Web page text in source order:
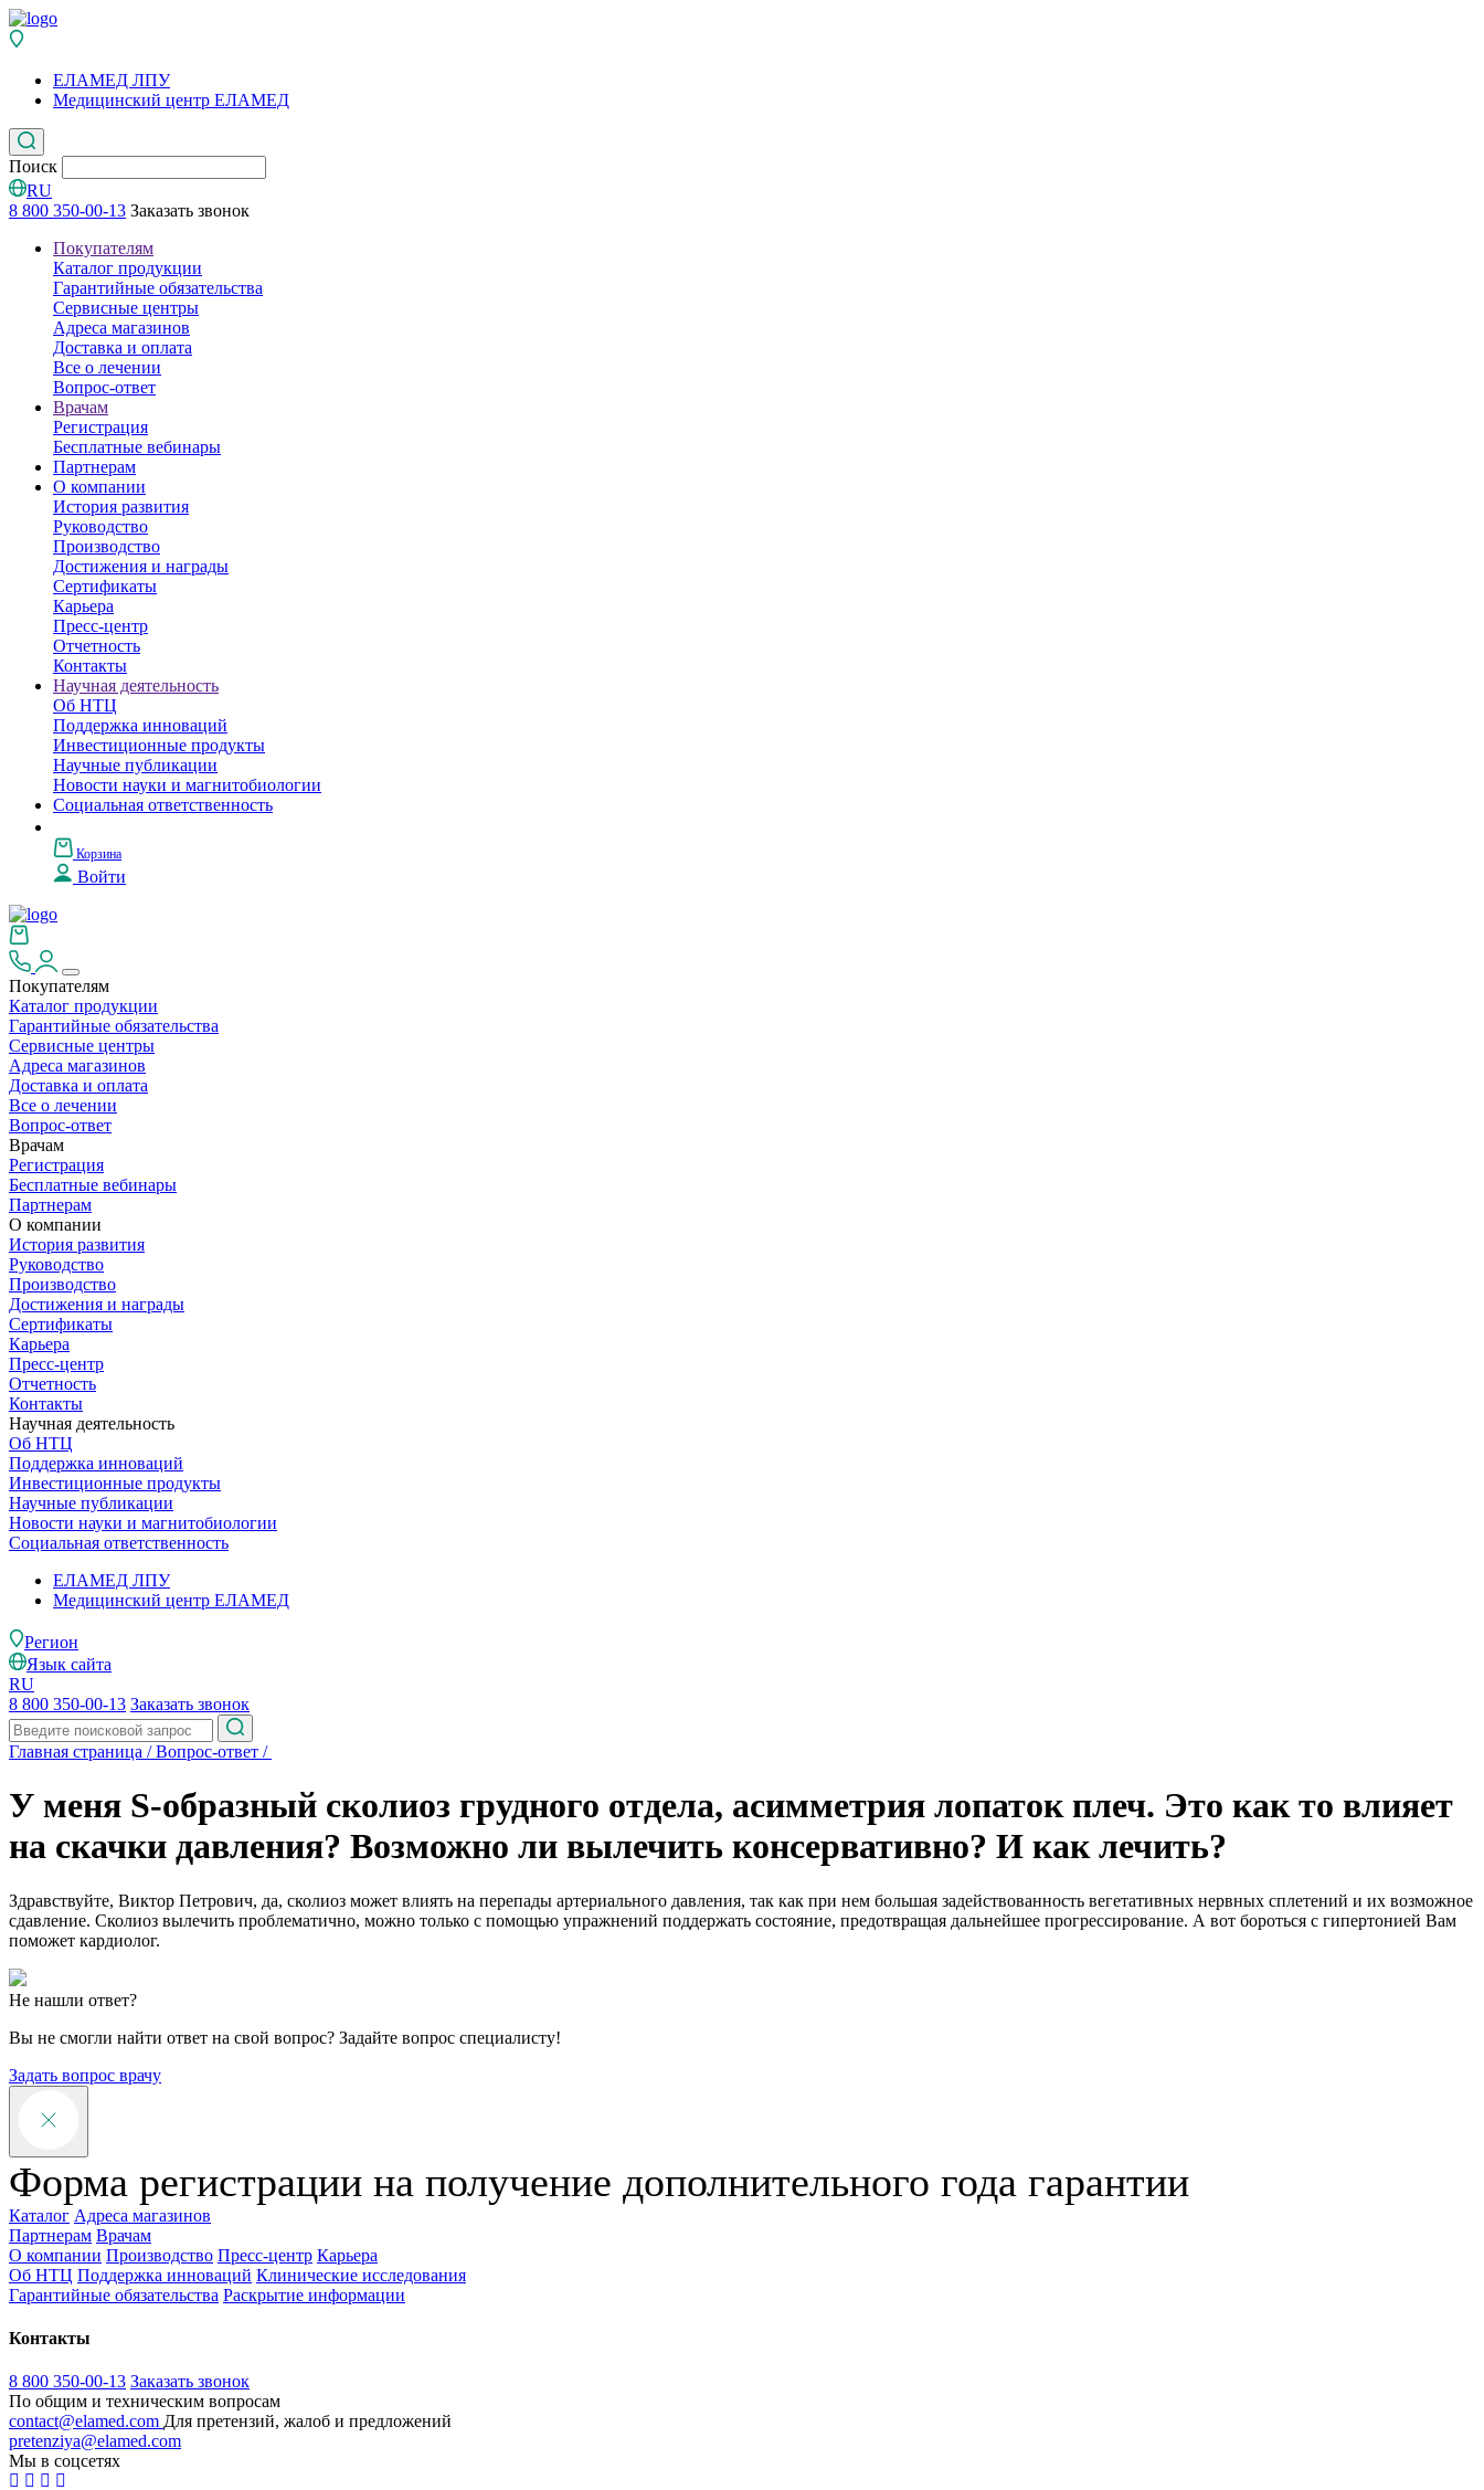
ЕЛАМЕД ЛПУ
Медицинский центр ЕЛАМЕД
Поиск
RU
8 800 350-00-13 Заказать звонок
Покупателям
Каталог продукции
Гарантийные обязательства
Сервисные центры
Адреса магазинов
Доставка и оплата
Все о лечении
Вопрос-ответ
Врачам
Регистрация
Бесплатные вебинары
Партнерам
О компании
История развития
Руководство
Производство
Достижения и награды
Сертификаты
Карьера
Пресс-центр
Отчетность
Контакты
Научная деятельность
Об НТЦ
Поддержка инноваций
Инвестиционные продукты
Научные публикации
Новости науки и магнитобиологии
Социальная ответственность
Корзина
Войти
Покупателям
Каталог продукции
Гарантийные обязательства
Сервисные центры
Адреса магазинов
Доставка и оплата
Все о лечении
Вопрос-ответ
Врачам
Регистрация
Бесплатные вебинары
Партнерам
О компании
История развития
Руководство
Производство
Достижения и награды
Сертификаты
Карьера
Пресс-центр
Отчетность
Контакты
Научная деятельность
Об НТЦ
Поддержка инноваций
Инвестиционные продукты
Научные публикации
Новости науки и магнитобиологии
Социальная ответственность
ЕЛАМЕД ЛПУ
Медицинский центр ЕЛАМЕД
Регион
Язык сайта
RU
8 800 350-00-13 Заказать звонок
Главная страница /Вопрос-ответ /
У меня S-образный сколиоз грудного отдела, асимметрия лопаток плеч. Это как то влияет
на скачки давления? Возможно ли вылечить консервативно? И как лечить?
Здравствуйте, Виктор Петрович, да, сколиоз может влиять на перепады артериального давления, так как при нем большая задействованность вегетативных нервных сплетений и их возможное
сдавление. Сколиоз вылечить проблематично, можно только с помощью упражнений поддержать состояние, предотвращая дальнейшее прогрессирование. А вот бороться с гипертонией Вам
поможет кардиолог.
Не нашли ответ?
Вы не смогли найти ответ на свой вопрос? Задайте вопрос специалисту!
Задать вопрос врачу
Форма регистрации на получение дополнительного года гарантии
Каталог Адреса магазинов
Партнерам Врачам
О компании Производство Пресс-центр Карьера
Об НТЦ Поддержка инноваций Клинические исследования
Гарантийные обязательства Раскрытие информации
Контакты
8 800 350-00-13 Заказать звонок
По общим и техническим вопросам
contact@elamed.com Для претензий, жалоб и предложений
pretenziya@elamed.com
Мы в соцсетях